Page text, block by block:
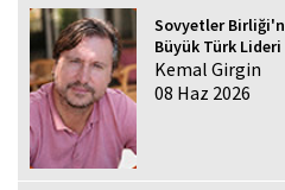
Sovyetler
Büyük Türk Lideri
Kemal Girgin
08 Haz 2026